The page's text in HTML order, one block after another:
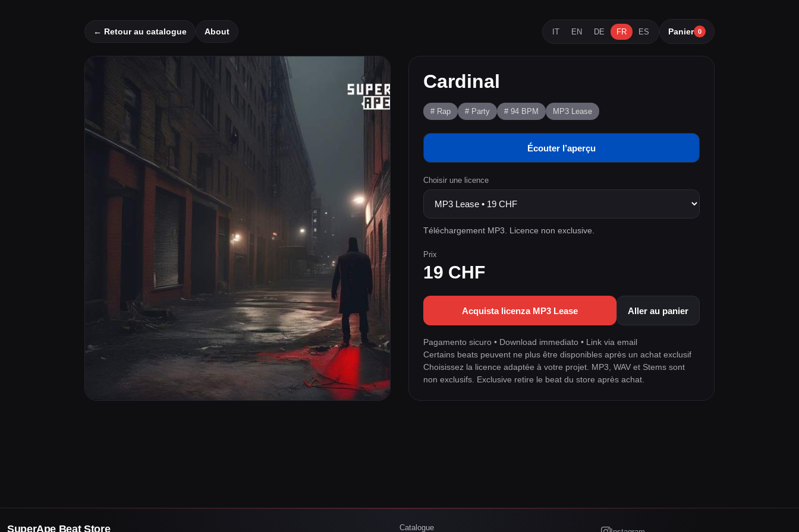
← Retour au catalogue About IT EN DE FR ES Panier 0
Cardinal
# Rap # Party # 94 BPM MP3 Lease
Écouter l’aperçu
Choisir une licence
Téléchargement MP3. Licence non exclusive.
Prix
19 CHF
Acquista licenza MP3 Lease Aller au panier
Pagamento sicuro • Download immediato • Link via email
Certains beats peuvent ne plus être disponibles après un achat exclusif
Choisissez la licence adaptée à votre projet. MP3, WAV et Stems sont
non exclusifs. Exclusive retire le beat du store après achat.
SuperApe Beat Store Catalogue